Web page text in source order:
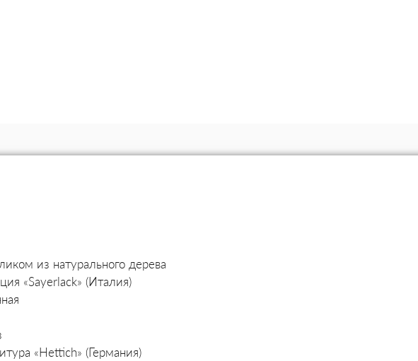
из натурального дерева
«Sayerlack» (Италия)
«Hettich» (Германия)